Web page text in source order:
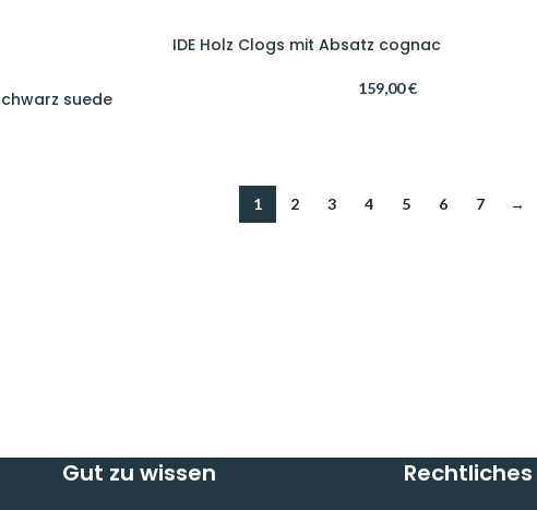
suede
IDE Holz Clogs mit Absatz cognac
159,00€
1 2 3 4 5 6 7 →
Gut zu wissen Rechtliches